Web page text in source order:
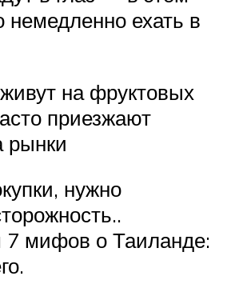
немедленно ехать в
на фруктовых
приезжают
рынки
нужно
7 мифов о Таиланде: